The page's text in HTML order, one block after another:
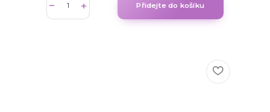
Přidejte do košíku